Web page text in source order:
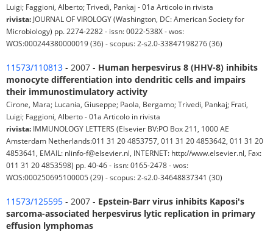
Luigi; Faggioni, Alberto; Trivedi, Pankaj - 01a Articolo in rivista
rivista: JOURNAL OF VIROLOGY (Washington, DC: American Society for
Microbiology) pp. 2274-2282 - issn: 0022-538X - wos:
WOS:000244380000019 (36) - scopus: 2-s2.0-33847198276 (36)
11573/110813 - 2007 - Human herpesvirus 8 (HHV-8) inhibits
monocyte differentiation into dendritic cells and impairs
their immunostimulatory activity
Cirone, Mara; Lucania, Giuseppe; Paola, Bergamo; Trivedi, Pankaj; Frati,
Luigi; Faggioni, Alberto - 01a Articolo in rivista
rivista: IMMUNOLOGY LETTERS (Elsevier BV:PO Box 211, 1000 AE
Amsterdam Netherlands:011 31 20 4853757, 011 31 20 4853642, 011 31 20
4853641, EMAIL: nlinfo-f@elsevier.nl, INTERNET: http://www.elsevier.nl, Fax:
011 31 20 4853598) pp. 40-46 - issn: 0165-2478 - wos:
WOS:000250695100005 (29) - scopus: 2-s2.0-34648837341 (30)
11573/125595 - 2007 - Epstein-Barr virus inhibits Kaposi's
sarcoma-associated herpesvirus lytic replication in primary
effusion lymphomas